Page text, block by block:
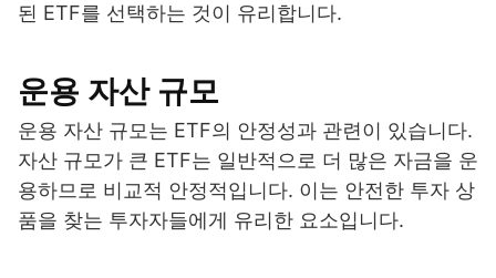
된 ETF를 선택하는 것이 유리합니다.
운용 자산 규모
운용 자산 규모는 ETF의 안정성과 관련이 있습니다.
자산 규모가 큰 ETF는 일반적으로 더 많은 자금을 운
용하므로 비교적 안정적입니다. 이는 안전한 투자 상
품을 찾는 투자자들에게 유리한 요소입니다.